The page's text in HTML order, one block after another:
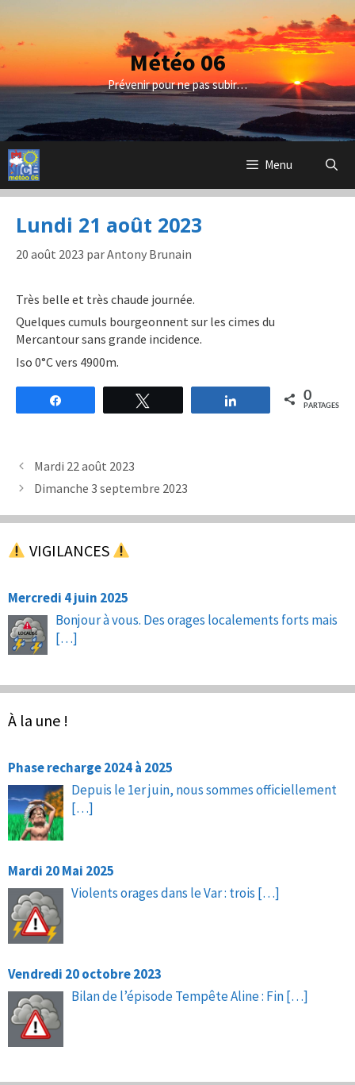
contenu
Météo 06
Prévenir pour ne pas subir…
Menu
Lundi 21 août 2023
20 août 2023 parAntony Brunain
Très belle et très chaude journée.
Quelques cumuls bourgeonnent sur les cimes du
Mercantour sans grande incidence.
Iso 0°C vers 4900m.
Partagez 0
PARTAGES
Mardi 22 août 2023
Dimanche 3 septembre 2023
VIGILANCES
Mercredi 4 juin 2025
Bonjour à vous. Des orages localements forts mais
[…]
À la une !
Phase recharge 2024 à 2025
Depuis le 1er juin, nous sommes officiellement
[…]
Mardi 20 Mai 2025
Violents orages dans le Var : trois […]
Vendredi 20 octobre 2023
Bilan de l’épisode Tempête Aline : Fin[…]